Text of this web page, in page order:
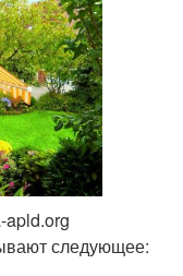
apld.org
следующее: